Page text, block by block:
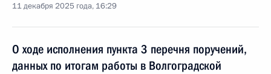
11 декабря 2025 года, 16:29
О ходе исполнения пункта 3 перечня поручений,
данных по итогам работы в Волгоградской